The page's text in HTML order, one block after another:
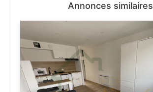
Annonces similaires